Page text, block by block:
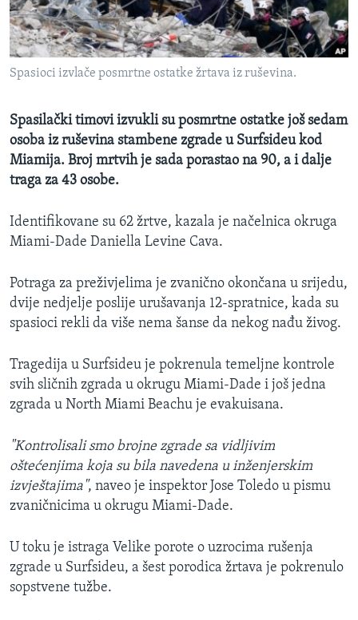
MAGAZIN
O GLASU AMERIKE
PRATITE NAS
Spasioci izvlače posmrtne ostatke žrtava iz ruševina.
Spasilački timovi izvukli su posmrtne ostatke još sedam
osoba iz ruševina stambene zgrade u Surfsideu kod
Miamija. Broj mrtvih je sada porastao na 90, a i dalje
traga za 43 osobe.
Identifikovane su 62 žrtve, kazala je načelnica okruga
Miami-Dade Daniella Levine Cava​.
Potraga za preživjelima je zvanično okončana u srijedu,
dvije nedjelje poslije urušavanja 12-spratnice, kada su
spasioci rekli da više nema šanse da nekog nađu živog.
Tragedija u Surfsideu je pokrenula temeljne kontrole
svih sličnih zgrada u okrugu Miami-Dade i još jedna
zgrada u North Miami Beachu je evakuisana.
"Kontrolisali smo brojne zgrade sa vidljivim
oštećenjima koja su bila navedena u inženjerskim
izvještajima", naveo je inspektor Jose Toledo u pismu
zvaničnicima u okrugu Miami-Dade.
U toku je istraga Velike porote o uzrocima rušenja
zgrade u Surfsideu, a šest porodica žrtava je pokrenulo
sopstvene tužbe.